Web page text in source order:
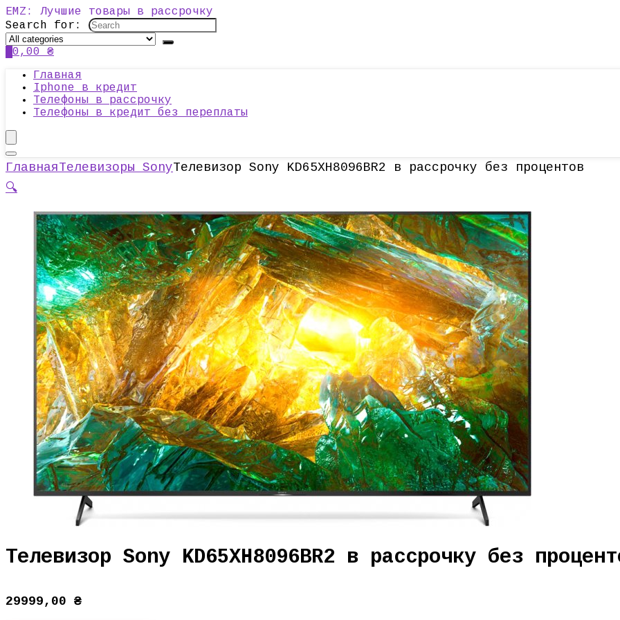
EMZ: Лучшие товары в рассрочку
Search for:
0,00 ₴
Главная
Iphone в кредит
Телефоны в рассрочку
Телефоны в кредит без переплаты
ГлавнаяТелевизоры SonyТелевизор Sony KD65XH8096BR2 в рассрочку без процентов
🔍
Телевизор Sony KD65XH8096BR2 в рассрочку без
29999,00 ₴